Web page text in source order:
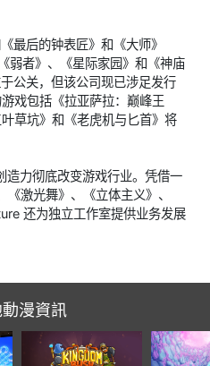
最后的钟表匠》和《大师》
弱者》、《星际家园》和《神庙
公关，但该公司现已涉足发行
戏包括《拉亚萨拉：巅峰王
草坑》和《老虎机与匕首》将
力彻底改变游戏行业。凭借一
激光舞》、《立体主义》、
还为独立工作室提供业务发展
漫資訊